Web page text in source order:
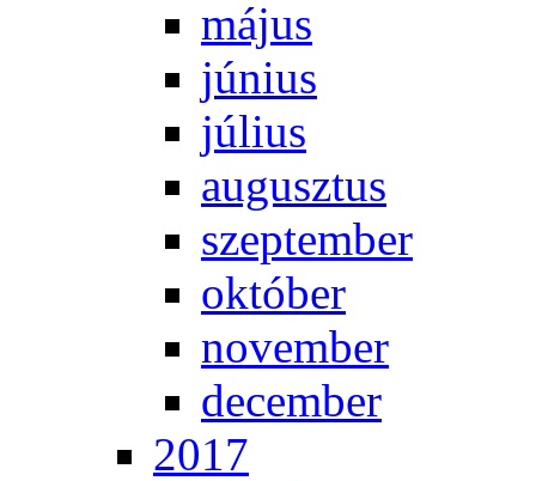
má­jus
jú­ni­us
jú­li­us
au­gusz­tus
szep­tem­ber
ok­tó­ber
no­vem­ber
de­cem­ber
2017